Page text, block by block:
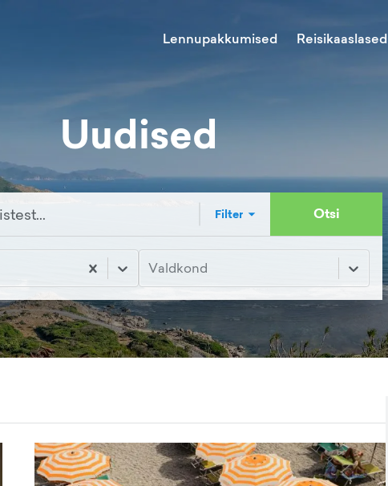
Lennupakkumised Reisikaaslased
Uudised
Filter Otsi
Valdkond